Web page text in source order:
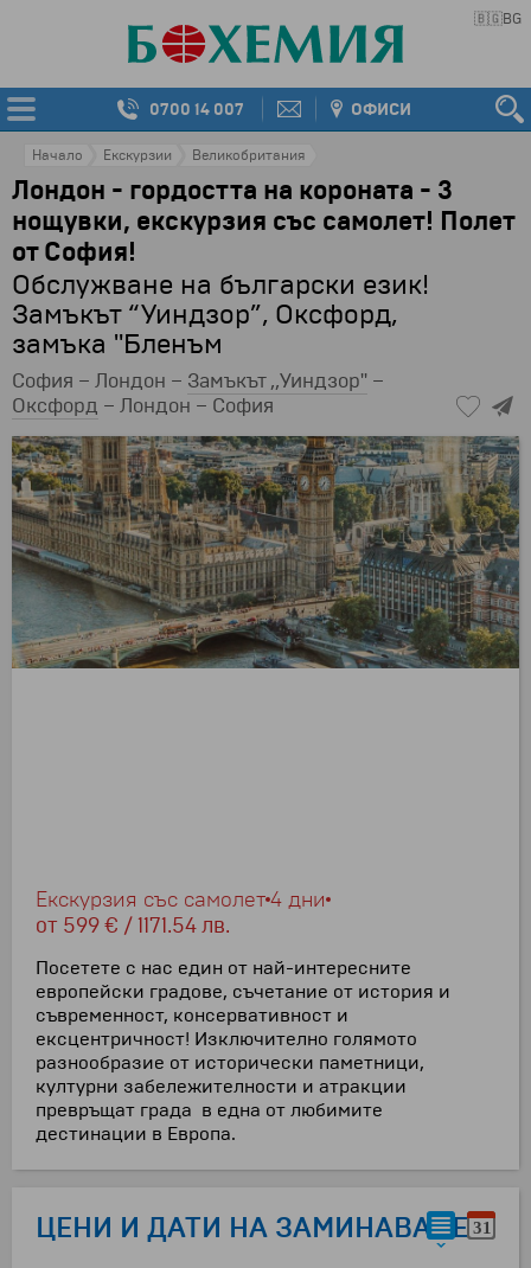
🇧🇬BG
0700 14 007 ОФИСИ
Начало Екскурзии Великобритания
Лондон - гордостта на короната - 3
нощувки, екскурзия със самолет! Полет
от София!
Обслужване на български език!
Замъкът “Уиндзор”, Оксфорд,
замъка "Бленъм
София – Лондон – Замъкът ,,Уиндзор" –
Оксфорд – Лондон – София
Екскурзия със самолет4 дни
от 599 € / 1171.54 лв.
Посетете с нас един от най-интересните
европейски градове, съчетание от история и
съвременност, консервативност и
ексцентричност! Изключително голямото
разнообразие от исторически паметници,
културни забележителности и атракции
превръщат града в една от любимите
дестинации в Европа.
ЦЕНИ И ДАТИ НА ЗАМИНАВАНЕ